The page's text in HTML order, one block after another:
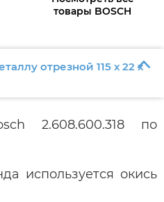
товары BOSCH
отрезной 115 х 22 х
2.608.600.318 по
используется окись